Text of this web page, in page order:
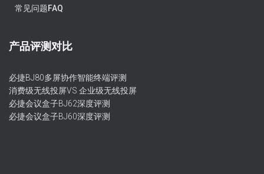
常见问题FAQ
产品评测对比
必捷BJ80多屏协作智能终端评测
消费级无线投屏VS 企业级无线投屏
必捷会议盒子BJ62深度评测
必捷会议盒子BJ60深度评测